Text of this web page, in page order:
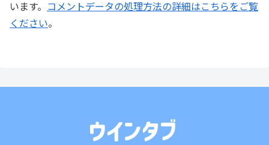
います。 コメントデータの処理方法の詳細はこちらをご覧
ください。